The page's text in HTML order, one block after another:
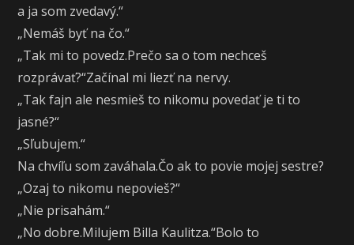
a ja som zvedavý.“
„Nemáš byť na čo.“
„Tak mi to povedz.Prečo sa o tom nechceš
rozprávať?“Začínal mi liezť na nervy.
„Tak fajn ale nesmieš to nikomu povedať je ti to
jasné?“
„Sľubujem.“
Na chvíľu som zaváhala.Čo ak to povie mojej sestre?
„Ozaj to nikomu nepovieš?“
„Nie prisahám.“
„No dobre.Milujem Billa Kaulitza.“Bolo to